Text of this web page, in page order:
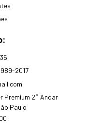
2017
Premium 2° Andar
Paulo